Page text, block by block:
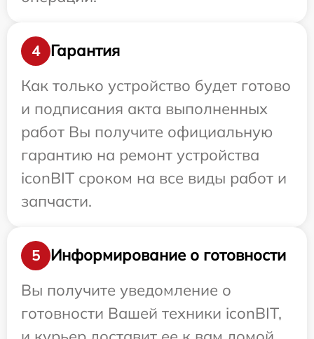
4
Гарантия
Как только устройство будет готово
и подписания акта выполненных
работ Вы получите официальную
гарантию на ремонт устройства
iconBIT сроком на все виды работ и
запчасти.
5
Информирование о готовности
Вы получите уведомление о
готовности Вашей техники iconBIT,